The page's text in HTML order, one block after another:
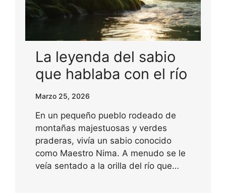
La leyenda del sabio
que hablaba con el río
Marzo 25, 2026
En un pequeño pueblo rodeado de
montañas majestuosas y verdes
praderas, vivía un sabio conocido
como Maestro Nima. A menudo se le
veía sentado a la orilla del río que…